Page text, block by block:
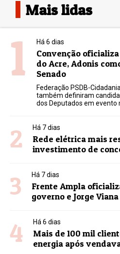
Mais lidas
1 Há 6 dias
Convenção
do Acre, Adonis
Senado
Federação PSDB-
também definiram
dos Deputados em evento
2 Há 7 dias
Rede elétrica mais
investimento de
3 Há 7 dias
Frente Ampla
governo e Jorge
4 Há 6 dias
Mais de 100 mil
energia após